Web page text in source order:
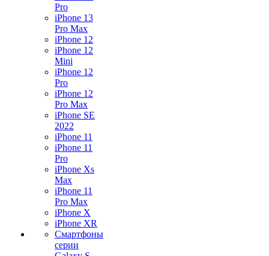
Pro
iPhone 13
Pro Max
iPhone 12
iPhone 12
Mini
iPhone 12
Pro
iPhone 12
Pro Max
iPhone SE
2022
iPhone 11
iPhone 11
Pro
iPhone Xs
Max
iPhone 11
Pro Max
iPhone X
iPhone XR
Смартфоны
серии